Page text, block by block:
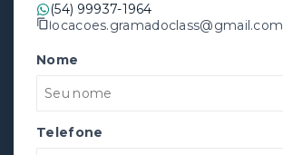
(54) 99937-1964
locacoes.gramadoclass@gmail.com
Nome
Telefone